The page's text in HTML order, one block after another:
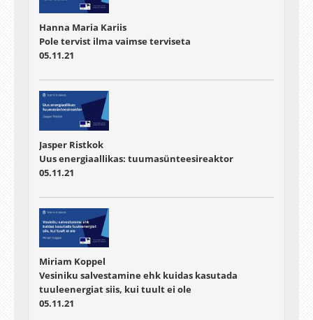
Hanna Maria Kariis
Pole tervist ilma vaimse terviseta
05.11.21
Jasper Ristkok
Uus energiaallikas: tuumasünteesireaktor
05.11.21
Miriam Koppel
Vesiniku salvestamine ehk kuidas kasutada
tuuleenergiat siis, kui tuult ei ole
05.11.21